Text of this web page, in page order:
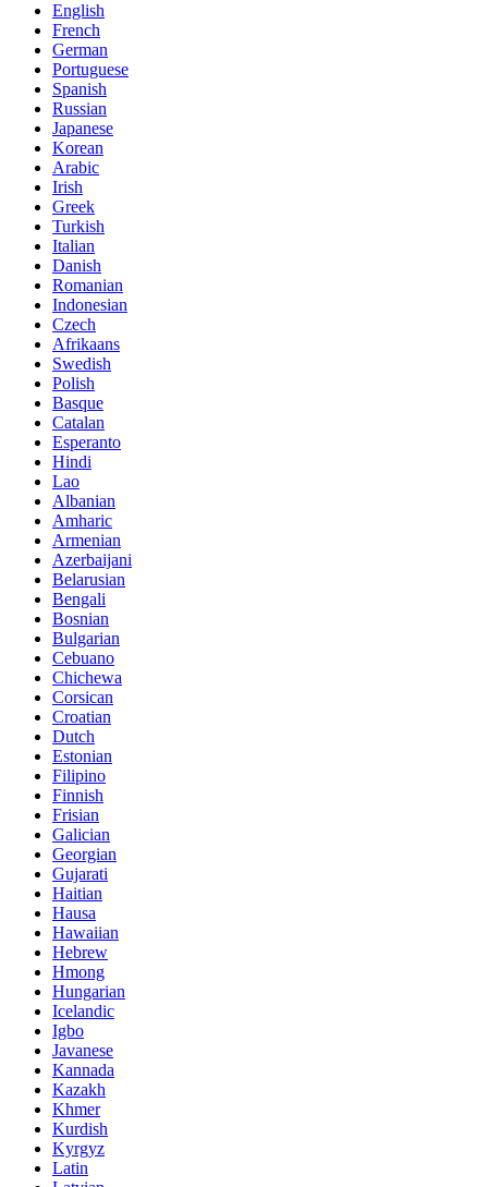
English
French
German
Portuguese
Spanish
Russian
Japanese
Korean
Arabic
Irish
Greek
Turkish
Italian
Danish
Romanian
Indonesian
Czech
Afrikaans
Swedish
Polish
Basque
Catalan
Esperanto
Hindi
Lao
Albanian
Amharic
Armenian
Azerbaijani
Belarusian
Bengali
Bosnian
Bulgarian
Cebuano
Chichewa
Corsican
Croatian
Dutch
Estonian
Filipino
Finnish
Frisian
Galician
Georgian
Gujarati
Haitian
Hausa
Hawaiian
Hebrew
Hmong
Hungarian
Icelandic
Igbo
Javanese
Kannada
Kazakh
Khmer
Kurdish
Kyrgyz
Latin